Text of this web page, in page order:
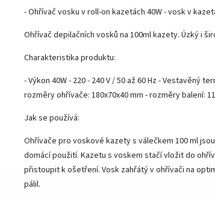
- Ohřívač vosku v roll-on kazetách 40W - vosk v
Ohřívač depilačních vosků na 100ml kazety. Úzký i
Charakteristika produktu:
- Výkon 40W - 220 - 240 V / 50 až 60 Hz -
rozměry ohřívače: 180x70x40 mm - rozměry balení:
Jak se používá:
Ohřívače pro voskové kazety s válečkem 100 ml
domácí použití. Kazetu s voskem stačí vložit do
přistoupit k ošetření. Vosk zahřátý v ohřívači na
pálil.